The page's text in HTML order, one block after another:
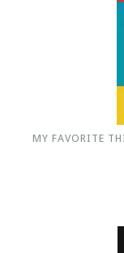
MY FAVORITE